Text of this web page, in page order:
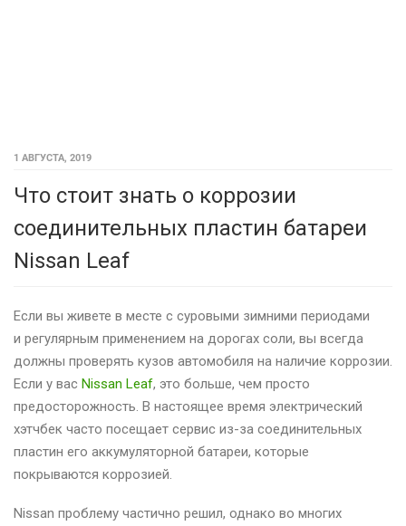
1 АВГУСТА, 2019
Что стоит знать о коррозии
соединительных пластин батареи
Nissan Leaf
Если вы живете в месте с суровыми зимними периодами
и регулярным применением на дорогах соли, вы всегда
должны проверять кузов автомобиля на наличие коррозии.
Если у вас Nissan Leaf, это больше, чем просто
предосторожность. В настоящее время электрический
хэтчбек часто посещает сервис из-за соединительных
пластин его аккумуляторной батареи, которые
покрываются коррозией.
Nissan проблему частично решил, однако во многих